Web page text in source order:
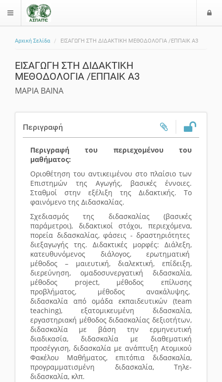
$langMenu
Αρχική Σελίδα ΕΙΣΑΓΩΓΗ ΣΤΗ ΔΙΔΑΚΤΙΚΗ ΜΕΘΟΔΟΛΟΓΙΑ /ΕΠΠΑΙΚ Α3
ΕΙΣΑΓΩΓΗ ΣΤΗ ΔΙΔΑΚΤΙΚΗ
ΜΕΘΟΔΟΛΟΓΙΑ /ΕΠΠΑΙΚ Α3
ΜΑΡΙΑ ΒΑΙΝΑ
Περιγραφή
Περιγραφή του περιεχομένου του
μαθήματος:
Οριοθέτηση του αντικειμένου στο πλαίσιο των
Επιστημών της Αγωγής, βασικές έννοιες.
Σταθμοί στην εξέλιξη της Διδακτικής. Το
φαινόμενο της Διδασκαλίας.
Σχεδιασμός της διδασκαλίας (βασικές
παράμετροι), διδακτικοί στόχοι, περιεχόμενα,
πορεία διδασκαλίας, φάσεις - δραστηριότητες
διεξαγωγής της. Διδακτικές μορφές: Διάλεξη,
κατευθυνόμενος διάλογος, ερωτηματική
μέθοδος – μαιευτική, διαλεκτική, επίδειξη,
διερεύνηση, ομαδοσυνεργατική διδασκαλία,
μέθοδος project, μέθοδος επίλυσης
προβλήματος, μέθοδος ανακάλυψης,
διδασκαλία από ομάδα εκπαιδευτικών (team
teaching), εξατομικευμένη διδασκαλία,
εργαστηριακή μέθοδος διδασκαλίας δεξιοτήτων,
διδασκαλία με βάση την ερμηνευτική
διαδικασία, διδασκαλία με διαθεματική
προσέγγιση, διδασκαλία με ανάπτυξη Ατομικού
Φακέλου Μαθήματος, επιτόπια διδασκαλία,
προγραμματισμένη διδασκαλία, Τηλε-
διδασκαλία, κλπ.